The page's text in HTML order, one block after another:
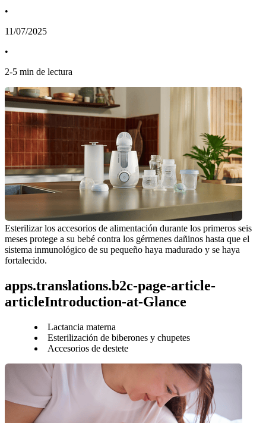
•
11/07/2025
•
2-5 min de lectura
Esterilizar los accesorios de alimentación durante los primeros seis
meses protege a su bebé contra los gérmenes dañinos hasta que el
sistema inmunológico de su pequeño haya madurado y se haya
fortalecido.
apps.translations.b2c-page-article-
articleIntroduction-at-Glance
Lactancia materna
Esterilización de biberones y chupetes
Accesorios de destete